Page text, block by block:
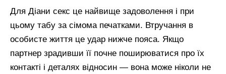
Для Діани секс це найвище задоволення і при
цьому табу за сімома печатками. Втручання в
особисте життя це удар нижче пояса. Якщо
партнер зрадивши її почне поширюватися про їх
контакті і деталях відносин — вона може ніколи не